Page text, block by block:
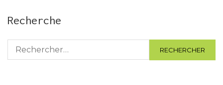
Recherche
Rechercher :